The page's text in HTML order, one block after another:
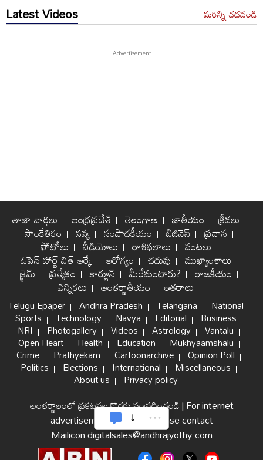
Latest Videos మరిన్ని చదవండి
తాజా వార్తలు ఆంధ్రప్రదేశ్ తెలంగాణ జాతీయం క్రీడలు
సాంకేతికం నవ్య సంపాదకీయం బిజినెస్ ప్రవాస
ఫోటోలు వీడియోలు రాశిఫలాలు వంటలు
ఓపెన్ హార్ట్ విత్ ఆర్కే ఆరోగ్యం చదువు ముఖ్యాంశాలు
క్రైమ్ ప్రత్యేకం కార్టూన్ మీరేమంటారు? రాజకీయం
ఎన్నికలు అంతర్జాతీయం ఇతరాలు
Telugu Epaper Andhra Pradesh Telangana National
Sports Technology Navya Editorial Business
NRI Photogallery Videos Astrology Vantalu
Open Heart Health Education Mukhyaamshalu
Crime Prathyekam Cartoonarchive Opinion Poll
Politics Elections International Miscellaneous
About us Privacy policy
అంతర్జాలంలో ప్రకటనల కొరకు సంప్రదించండి|For internet
advertisement and sales please contact
Mailicon digitalsales@andhrajyothy.com